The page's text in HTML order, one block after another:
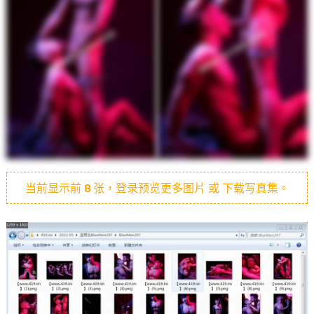
当前显示前 8张，登录预览更多图片 或 下载写真集。